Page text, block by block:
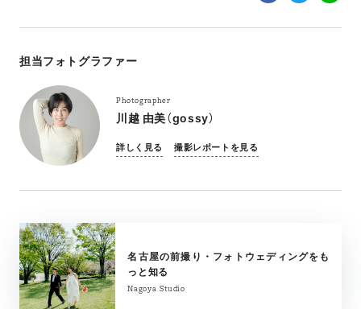
担当フォトグラファー
Photographer
川越 由美（gossy）
詳しく見る 撮影レポートを見る
名古屋の前撮り・フォトウェディングをも
っと知る
Nagoya Studio